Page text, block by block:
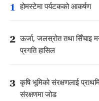
1 होमस्टेमा पर्यटकको आकर्षण
2 ऊर्जा, जलस्रोत तथा सिँचाइ
प्रगति हासिल
3 कृषि भूमिको संरक्षणलाई
संरक्षणमा जोड